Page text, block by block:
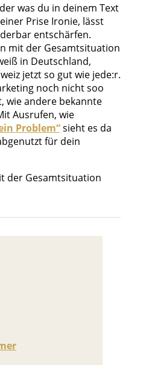
was du in deinem Text
Prise Ironie, lässt
entschärfen.
mit der Gesamtsituation
in Deutschland,
jetzt so gut wie jede:r.
noch nicht soo
wie andere bekannte
Ausrufen, wie
Problem“sieht es da
für dein
der Gesamtsituation